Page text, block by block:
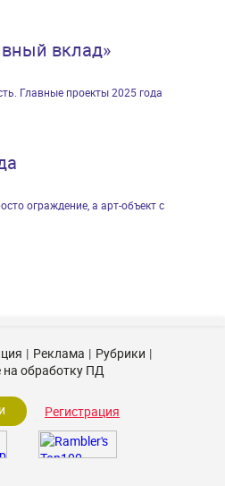
вклад»
Главные проекты 2025 года
ограждение, а арт-объект с
Реклама
Рубрики
на обработку ПД
Регистрация